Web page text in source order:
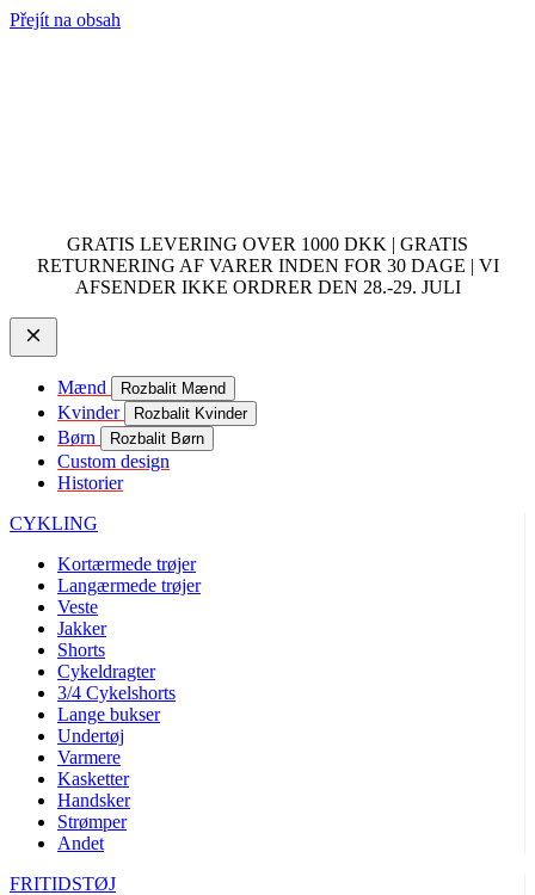
Přejít na obsah
GRATIS LEVERING OVER 1000 DKK | GRATIS
RETURNERING AF VARER INDEN FOR 30 DAGE | VI
AFSENDER IKKE ORDRER DEN 28.-29. JULI
Mænd Rozbalit Mænd
Kvinder Rozbalit Kvinder
Børn Rozbalit Børn
Custom design
Historier
CYKLING
Kortærmede trøjer
Langærmede trøjer
Veste
Jakker
Shorts
Cykeldragter
3/4 Cykelshorts
Lange bukser
Undertøj
Varmere
Kasketter
Handsker
Strømper
Andet
FRITIDSTØJ